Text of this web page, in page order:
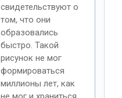
свидетельствуют о
том, что они
образовались
быстро. Такой
рисунок не мог
формироваться
миллионы лет, как